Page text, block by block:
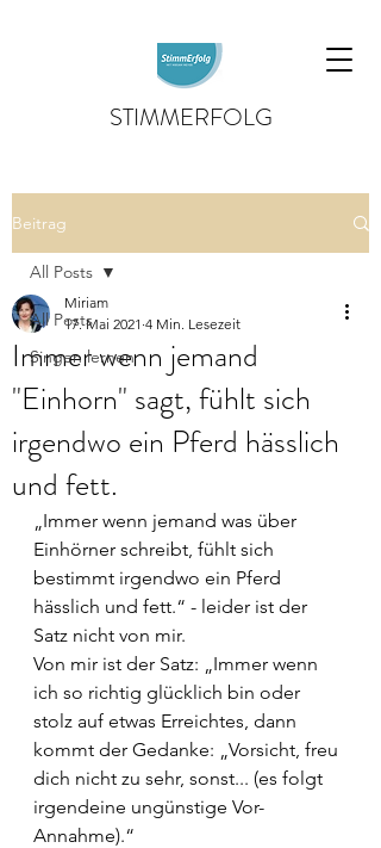
STIMMERFOLG
Beitrag
All Posts
Singen lernen
All Posts
Immer wenn jemand
"Einhorn" sagt, fühlt sich
irgendwo ein Pferd hässlich
und fett.
Miriam
17. Mai 2021 4 Min. Lesezeit
„Immer wenn jemand was über
Einhörner schreibt, fühlt sich
bestimmt irgendwo ein Pferd
hässlich und fett.“ - leider ist der
Satz nicht von mir.
Von mir ist der Satz: „Immer wenn
ich so richtig glücklich bin oder
stolz auf etwas Erreichtes, dann
kommt der Gedanke: „Vorsicht, freu
dich nicht zu sehr, sonst... (es folgt
irgendeine ungünstige Vor-
Annahme).“